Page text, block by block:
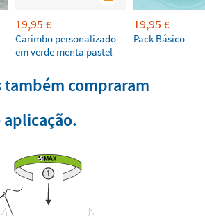
19,95 €
Carimbo personalizado
em verde menta pastel
19,95 €
Pack Básico
compraram